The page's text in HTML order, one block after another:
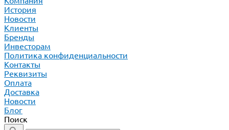
История
Новости
Клиенты
Бренды
Инвесторам
Политика конфиденциальности
Контакты
Реквизиты
Оплата
Доставка
Новости
Блог
Поиск